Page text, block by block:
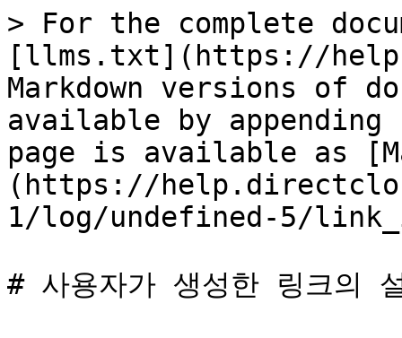
> For the complete
[llms.txt](https://
Markdown versions of
available by
page is available as
(https://
1/log/undefined-5/
# 사용자가 생성한 링크의